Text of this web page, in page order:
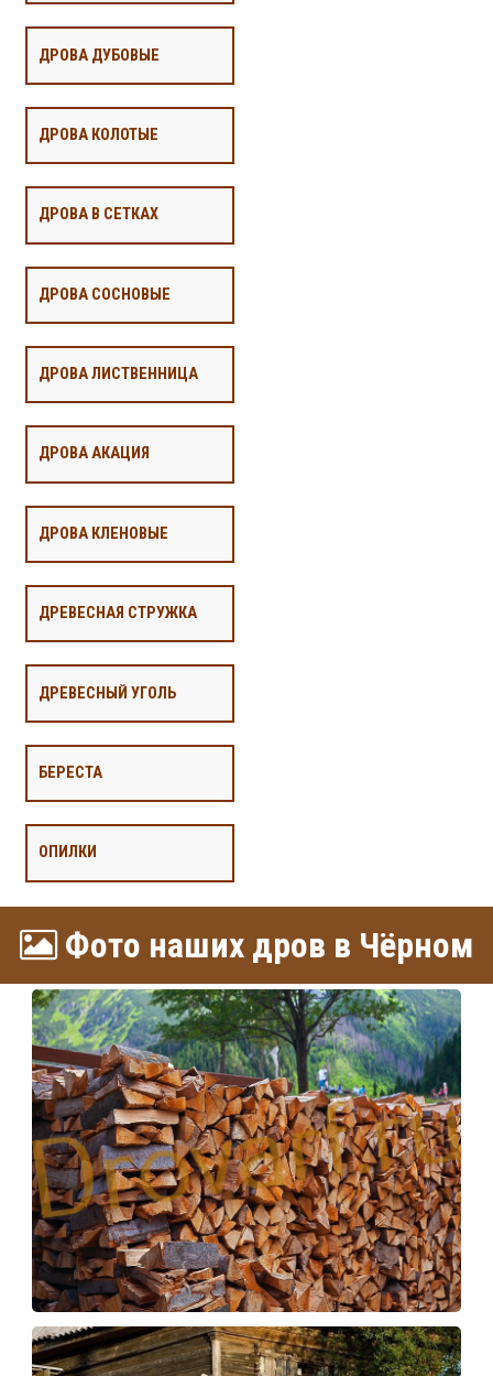
ДРОВА ДУБОВЫЕ
ДРОВА КОЛОТЫЕ
ДРОВА В СЕТКАХ
ДРОВА СОСНОВЫЕ
ДРОВА ЛИСТВЕННИЦА
ДРОВА АКАЦИЯ
ДРОВА КЛЕНОВЫЕ
ДРЕВЕСНАЯ СТРУЖКА
ДРЕВЕСНЫЙ УГОЛЬ
БЕРЕСТА
ОПИЛКИ
Фото наших дров в Чёрном